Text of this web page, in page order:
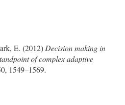
E. (2012)Decision making in
of complex adaptive
1549–1569.